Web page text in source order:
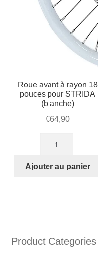
Roue avant à rayon 18
pouces pour STRIDA
(blanche)
€64,90
Roue
pour
Ajouter au panier
Product Categories